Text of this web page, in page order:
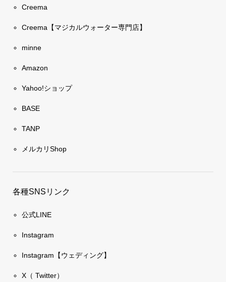
Creema
Creema【マジカルウォーター専門店】
minne
Amazon
Yahoo!ショップ
BASE
TANP
メルカリShop
各種SNSリンク
公式LINE
Instagram
Instagram【ウェディング】
X（ Twitter）